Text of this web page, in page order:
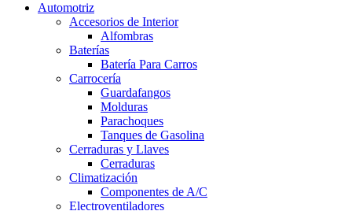
Automotriz
Accesorios de Interior
Alfombras
Baterías
Batería Para Carros
Carrocería
Guardafangos
Molduras
Parachoques
Tanques de Gasolina
Cerraduras y Llaves
Cerraduras
Climatización
Componentes de A/C
Electroventiladores